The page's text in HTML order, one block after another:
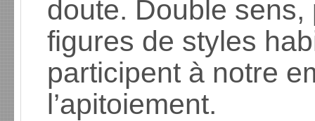
doute. Double
figures de styles
participent à notre
l’apitoiement.